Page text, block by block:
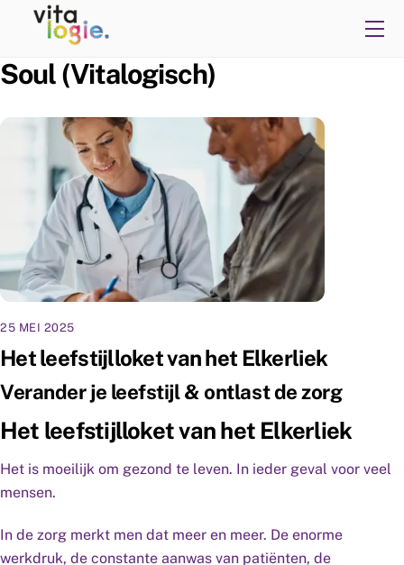
Soul (Vitalogisch)
25 MEI 2025
Het leefstijlloket van het Elkerliek
Verander je leefstijl & ontlast de zorg
Het leefstijlloket van het Elkerliek
Het is moeilijk om gezond te leven. In ieder geval voor veel
mensen.
In de zorg merkt men dat meer en meer. De enorme
werkdruk, de constante aanwas van patiënten, de